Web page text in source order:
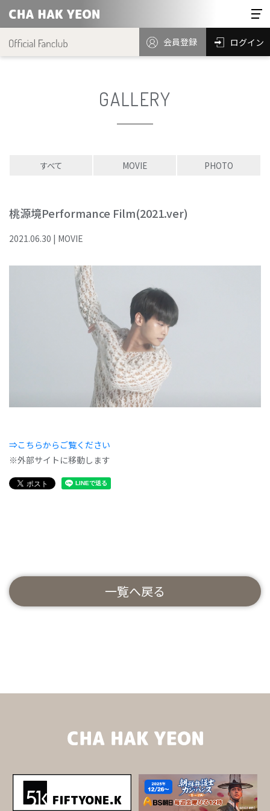
会員登録 ログイン
GALLERY
すべて MOVIE PHOTO
桃源境Performance Film(2021.ver)
2021.06.30 | MOVIE
⇒こちらからご覧ください
※外部サイトに移動します
一覧へ戻る